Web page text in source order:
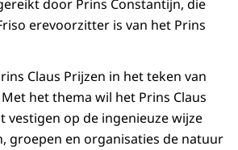
door Prins Constantijn, die
erevoorzitter is van het Prins
Claus Prijzen in het teken van
het thema wil het Prins Claus
vestigen op de ingenieuze wijze
groepen en organisaties de natuur